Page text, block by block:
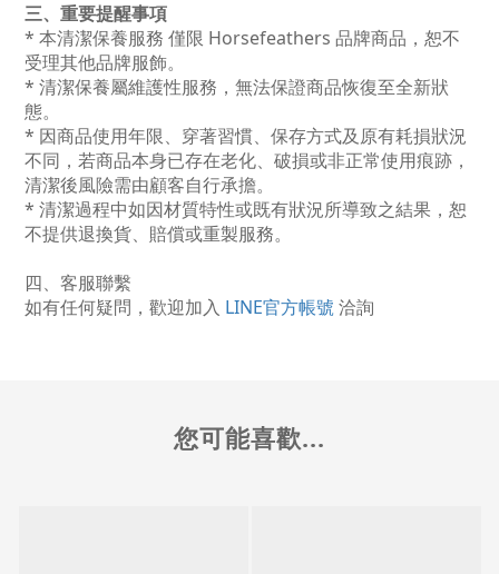
三、重要提醒事項
* 本清潔保養服務 僅限 Horsefeathers 品牌商品，恕不
受理其他品牌服飾。
* 清潔保養屬維護性服務，無法保證商品恢復至全新狀
態。
* 因商品使用年限、穿著習慣、保存方式及原有耗損狀況
不同， 若商品本身已存在老化、破損或非正常使用痕跡，
清潔後風險需由顧客自行承擔。
* 清潔過程中如因材質特性或既有狀況所導致之結果， 恕
不提供退換貨、賠償或重製服務。
四、客服聯繫
如有任何疑問，歡迎加入 LINE官方帳號洽詢
您可能喜歡...